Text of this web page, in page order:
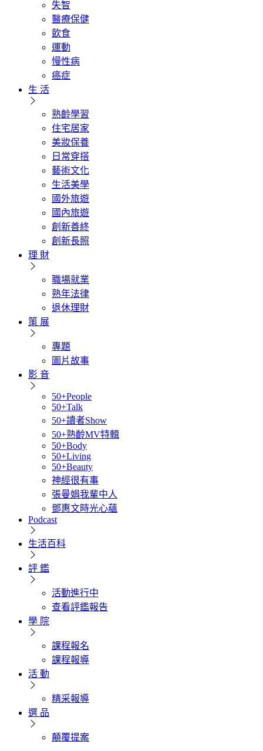
失智
醫療保健
飲食
運動
慢性病
癌症
生 活
熟齡學習
住宅居家
美妝保養
日常穿搭
藝術文化
生活美學
國外旅遊
國內旅遊
創新善終
創新長照
理 財
職場就業
熟年法律
退休理財
策 展
專題
圖片故事
影 音
50+People
50+Talk
50+讀者Show
50+熟齡MV特輯
50+Body
50+Living
50+Beauty
神經很有事
張曼娟我輩中人
鄧惠文時光心蘊
Podcast
生活百科
評 鑑
活動進行中
查看評鑑報告
學 院
課程報名
課程報導
活 動
精采報導
選 品
顛覆提案